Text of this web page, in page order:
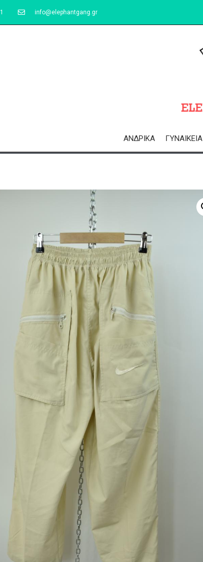
info@elephantgang.gr
ΑΝΔΡΙΚΆ ΓΥΝΑΙΚΕΊΑ